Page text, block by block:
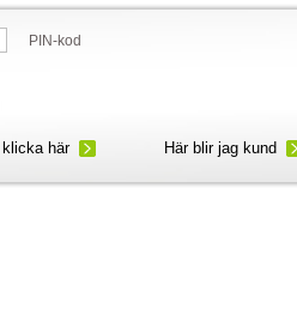
PIN-kod
klicka här Här blir jag kund